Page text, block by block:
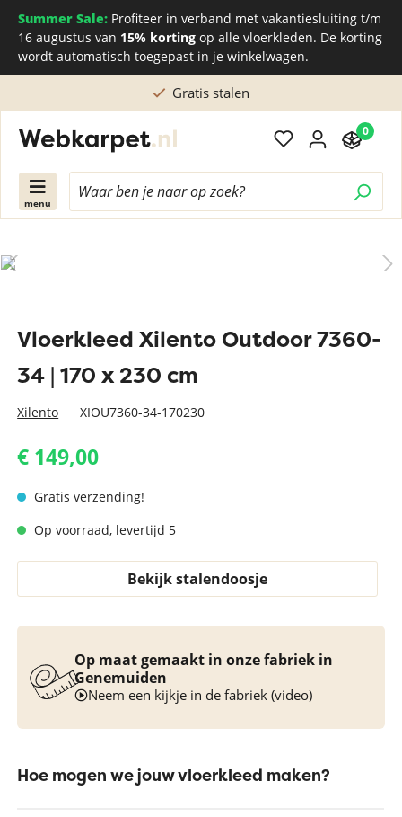
Summer Sale: Profiteer in verband met vakantiesluiting t/m
16 augustus van 15% korting op alle vloerkleden. De korting
wordt automatisch toegepast in je winkelwagen.
Gratis stalen
menu
0
Vloerkleed Xilento Outdoor 7360-
34 | 170 x 230 cm
Xilento XIOU7360-34-170230
€ 149,00
Gratis verzending!
Op voorraad, levertijd 5
Bekijk stalendoosje
Op maat gemaakt in onze fabriek in
Genemuiden
Neem een kijkje in de fabriek (video)
Hoe mogen we jouw vloerkleed maken?